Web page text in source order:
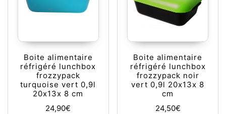
Boite alimentaire
réfrigéré lunchbox
frozzypack
turquoise vert 0,9l
20x13x 8 cm
24,90€
Boite alimentaire
réfrigéré lunchbox
frozzypack noir
vert 0,9l 20x13x 8
cm
24,50€